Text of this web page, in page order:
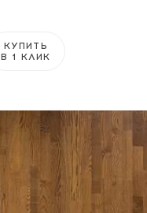
КУПИТЬ
В 1 КЛИК